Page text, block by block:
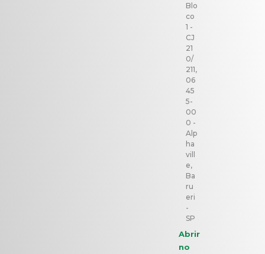
Blo
co
1 -
CJ
21
0/
211,
06
45
5-
00
0 -
Alp
ha
vill
e,
Ba
ru
eri
-
SP
Abrir
no